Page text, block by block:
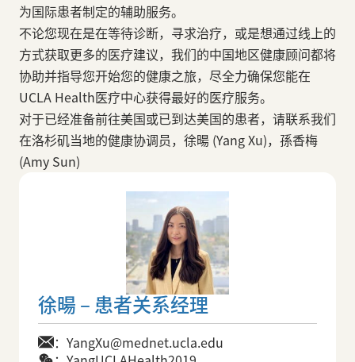
为国际患者制定的辅助服务。
不论您现在是在等待诊断，寻求治疗，或是想通过线上的
方式获取更多的医疗建议，我们的中国地区健康顾问都将
协助并指导您开始您的健康之旅，尽全力确保您能在
UCLA Health医疗中心获得最好的医疗服务。
对于已经准备前往美国或已到达美国的患者，请联系我们
在洛杉矶当地的健康协调员，徐暘 (Yang Xu)，孫香梅
(Amy Sun)
徐暘 – 患者关系经理
：YangXu@mednet.ucla.edu